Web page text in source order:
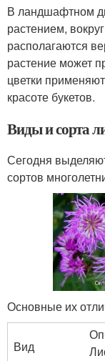
В ландшафтном
растением,
располагаются
растение может
цветки
красоте букетов.
Виды и сорта
Сегодня
сортов
Основные их
Вид